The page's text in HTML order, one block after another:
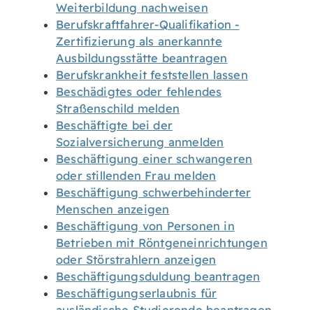
Weiterbildung nachweisen
Berufskraftfahrer-Qualifikation -
Zertifizierung als anerkannte
Ausbildungsstätte beantragen
Berufskrankheit feststellen lassen
Beschädigtes oder fehlendes
Straßenschild melden
Beschäftigte bei der
Sozialversicherung anmelden
Beschäftigung einer schwangeren
oder stillenden Frau melden
Beschäftigung schwerbehinderter
Menschen anzeigen
Beschäftigung von Personen in
Betrieben mit Röntgeneinrichtungen
oder Störstrahlern anzeigen
Beschäftigungsduldung beantragen
Beschäftigungserlaubnis für